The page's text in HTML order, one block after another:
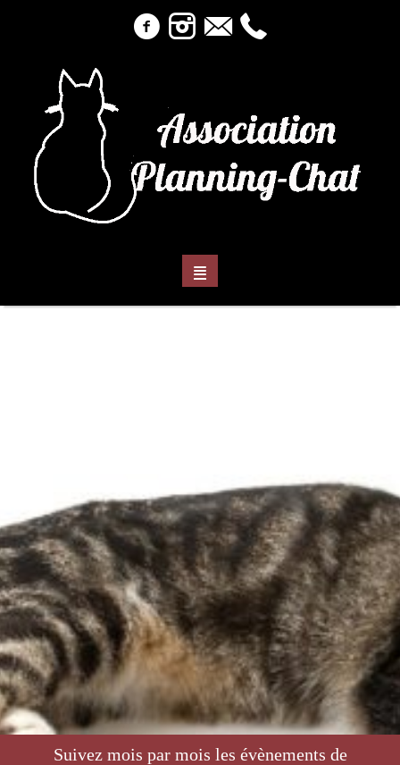
Suivez mois par mois les évènements de